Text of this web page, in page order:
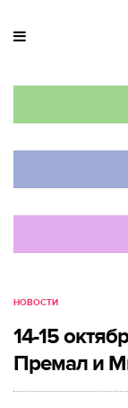
НОВОСТИ
14-15
Премал и